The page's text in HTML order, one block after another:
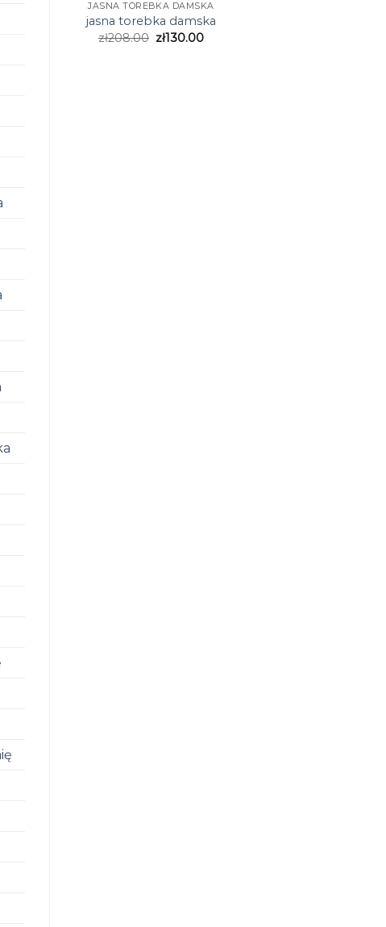
JASNA TOREBKA DAMSKA
jasna torebka damska
zł208.00 zł130.00